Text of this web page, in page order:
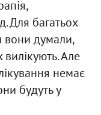
Для багатьох
вони думали,
Але
немає
будуть у